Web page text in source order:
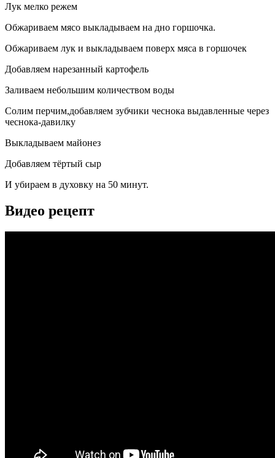
Лук мелко режем
Обжариваем мясо выкладываем на дно горшочка.
Обжариваем лук и выкладываем поверх мяса в горшочек
Добавляем нарезанный картофель
Заливаем небольшим количеством воды
Солим перчим,добавляем зубчики чеснока выдавленные через
чеснока-давилку
Выкладываем майонез
Добавляем тёртый сыр
И убираем в духовку на 50 минут.
Видео рецепт